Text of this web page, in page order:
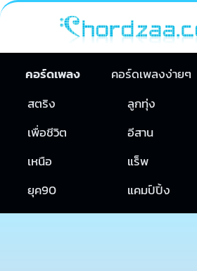
คอร์ดเพลง คอร์ดเพลงง่ายๆ
สตริง
ลูกทุ่ง
เพื่อชีวิต
อีสาน
เหนือ
แร็พ
ยุค90
แคมป์ปิ้ง